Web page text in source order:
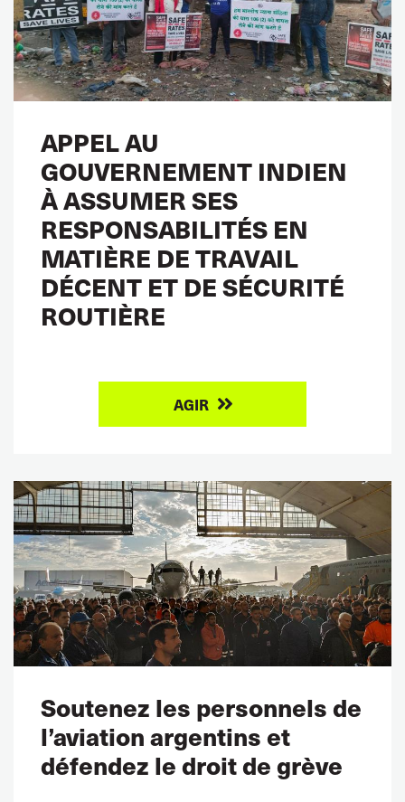
APPEL AU
GOUVERNEMENT INDIEN
À ASSUMER SES
RESPONSABILITÉS EN
MATIÈRE DE TRAVAIL
DÉCENT ET DE SÉCURITÉ
ROUTIÈRE
AGIR
Soutenez les personnels de
l’aviation argentins et
défendez le droit de grève